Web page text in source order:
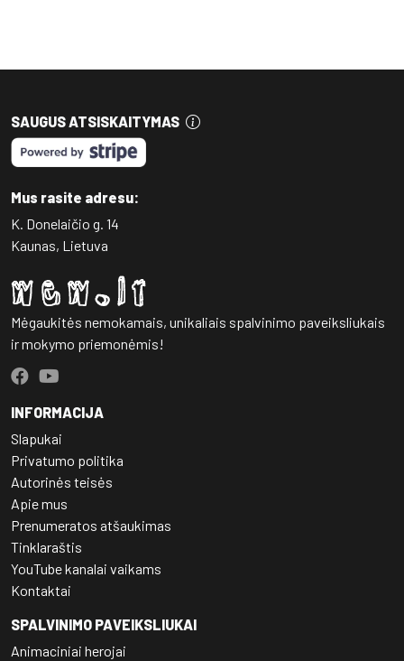
SAUGUS ATSISKAITYMAS
Mus rasite adresu:
K. Donelaičio g. 14
Kaunas, Lietuva
Mėgaukitės nemokamais, unikaliais spalvinimo paveiksliukais
ir mokymo priemonėmis!
INFORMACIJA
Slapukai
Privatumo politika
Autorinės teisės
Apie mus
Prenumeratos atšaukimas
Tinklaraštis
YouTube kanalai vaikams
Kontaktai
SPALVINIMO PAVEIKSLIUKAI
Animaciniai herojai